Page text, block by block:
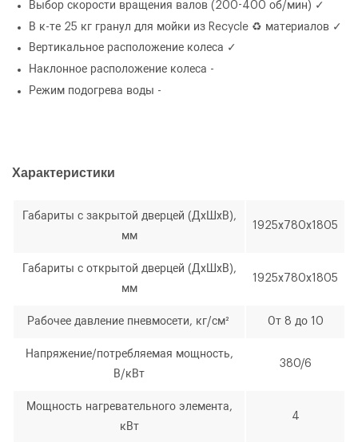
Выбор скорости вращения валов (200-400 об/мин) ✓
В к-те 25 кг гранул для мойки из Recycle ♻️ материалов ✓
Вертикальное расположение колеса ✓
Наклонное расположение колеса -
Режим подогрева воды -
Характеристики
Габариты с закрытой дверцей (ДхШхВ),
мм
1925х780х1805
Габариты с открытой дверцей (ДхШхВ),
мм
1925х780х1805
Рабочее давление пневмосети, кг/см² От 8 до 10
Напряжение/потребляемая мощность,
В/кВт
380/6
Мощность нагревательного элемента,
кВт
4
-Уменьшить
на
еденицу
Количество+Увеличить
на
еденицу
Я согласен с условиями обработки
персональных данных
Я согласен с условиями